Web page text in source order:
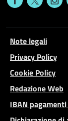
Note legali
Privacy Policy
Cookie Policy
Redazione Web
IBAN